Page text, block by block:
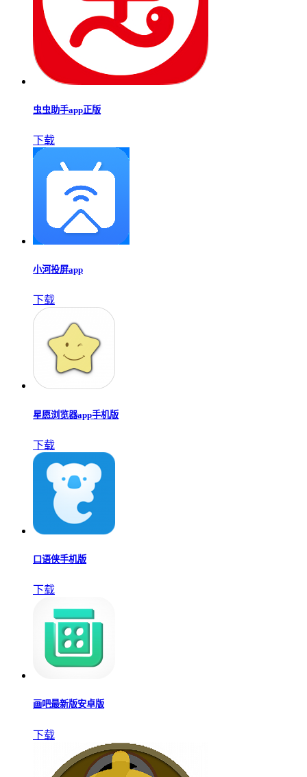
虫虫助手app正版
下载
小河投屏app
下载
星愿浏览器app手机版
下载
口语侠手机版
下载
画吧最新版安卓版
下载